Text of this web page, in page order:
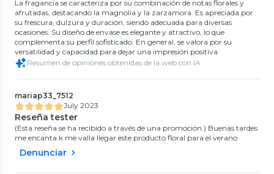
La fragancia se caracteriza por su combinación de notas florales y
afrutadas, destacando la magnolia y la zarzamora. Es apreciada por
su frescura, dulzura y duración, siendo adecuada para diversas
ocasiones. Su diseño de envase es elegante y atractivo, lo que
complementa su perfil sofisticado. En general, se valora por su
versatilidad y capacidad para dejar una impresión positiva.
Resumen de opiniones obtenidas de la web con IA
mariap33_7512
July 2023
Reseña tester
(Esta reseña se ha recibido a través de una promoción.) Buenas tardes
me encanta k me valla llegar este producto floral para el verano
Denunciar